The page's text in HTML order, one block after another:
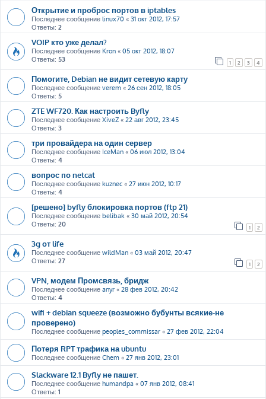
Открытие и проброс портов в iptables
Последнее сообщение linux70 « 31 окт 2012, 17:57
Ответы: 2
VOIP кто уже делал?
Последнее сообщение Kron « 05 окт 2012, 18:07
Ответы: 53 1 2 3 4
Помогите, Debian не видит сетевую карту
Последнее сообщение verem « 26 сен 2012, 18:05
Ответы: 5
ZTE WF720. Как настроить Byfly
Последнее сообщение XiveZ « 22 авг 2012, 23:45
Ответы: 3
три провайдера на один сервер
Последнее сообщение IceMan « 06 июл 2012, 13:04
Ответы: 4
вопрос по netcat
Последнее сообщение kuznec « 27 июн 2012, 10:17
Ответы: 4
[решено] byfly блокировка портов (ftp 21)
Последнее сообщение belibak « 30 май 2012, 20:54
Ответы: 20 1 2
3g от life
Последнее сообщение wildMan « 03 май 2012, 20:47
Ответы: 27 1 2
VPN, модем Промсвязь, бридж
Последнее сообщение anyr « 28 фев 2012, 20:42
Ответы: 4
wifi + debian squeeze (возможно бубунты всякие-не
проверено)
Последнее сообщение peoples_commissar « 27 фев 2012, 22:04
Потеря RPT трафика на ubuntu
Последнее сообщение Chem « 27 янв 2012, 23:01
Slackware 12.1 Byfly не пашет.
Последнее сообщение humandpa « 07 янв 2012, 08:41
Ответы: 1